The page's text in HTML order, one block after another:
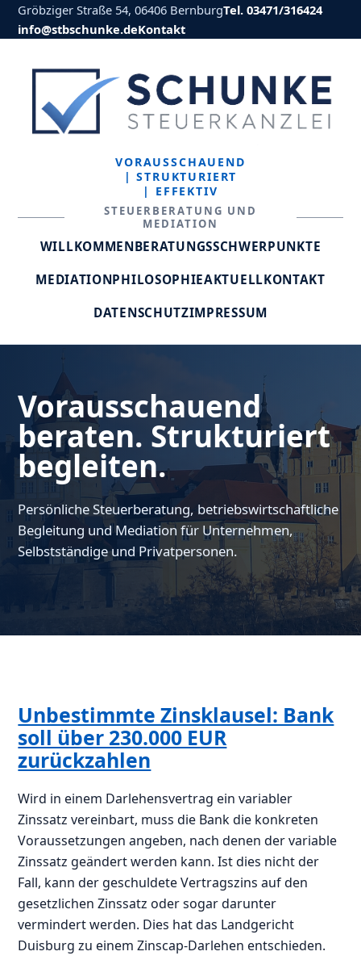
Gröbziger Straße 54, 06406 BernburgTel. 03471/316424
info@stbschunke.deKontakt
VORAUSSCHAUEND
| STRUKTURIERT
| EFFEKTIV
STEUERBERATUNG UND
MEDIATION
WILLKOMMENBERATUNGSSCHWERPUNKTE
MEDIATIONPHILOSOPHIEAKTUELLKONTAKT
DATENSCHUTZIMPRESSUM
Vorausschauend
beraten. Strukturiert
begleiten.
Persönliche Steuerberatung, betriebswirtschaftliche
Begleitung und Mediation für Unternehmen,
Selbstständige und Privatpersonen.
Unbestimmte Zinsklausel: Bank
soll über 230.000 EUR
zurückzahlen
Wird in einem Darlehensvertrag ein variabler
Zinssatz vereinbart, muss die Bank die konkreten
Voraussetzungen angeben, nach denen der variable
Zinssatz geändert werden kann. Ist dies nicht der
Fall, kann der geschuldete Vertragszins auf den
gesetzlichen Zinssatz oder sogar darunter
vermindert werden. Dies hat das Landgericht
Duisburg zu einem Zinscap-Darlehen entschieden.